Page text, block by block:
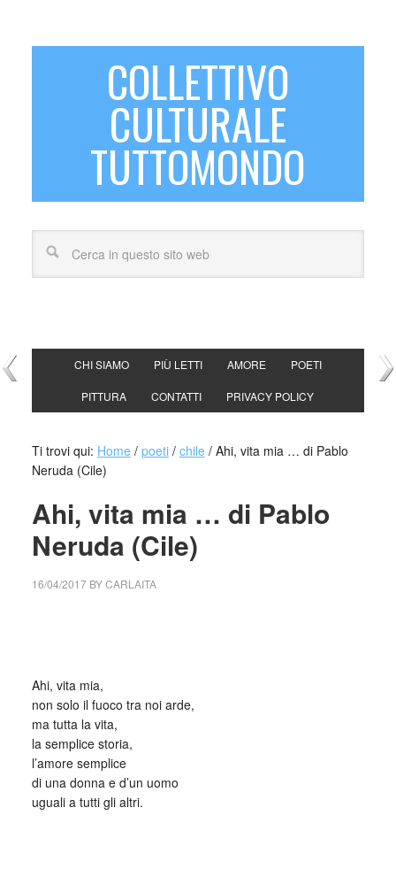
COLLETTIVO
CULTURALE
TUTTOMONDO
CHI SIAMO PIÙ LETTI AMORE POETI
PITTURA CONTATTI PRIVACY POLICY
Ti trovi qui: Home / poeti / chile /Ahi, vita mia … di Pablo
Neruda (Cile)
Ahi, vita mia … di Pablo
Neruda (Cile)
16/04/2017BYCARLAITA
Ahi, vita mia,
non solo il fuoco tra noi arde,
ma tutta la vita,
la semplice storia,
l’amore semplice
di una donna e d’un uomo
uguali a tutti gli altri.